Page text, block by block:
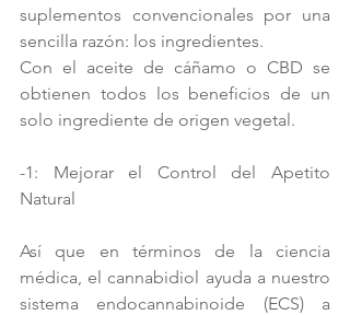
suplementos convencionales por una
sencilla razón: los ingredientes.
Con el aceite de cáñamo o CBD se
obtienen todos los beneficios de un
solo ingrediente de origen vegetal.
-1: Mejorar el Control del Apetito
Natural
Así que en términos de la ciencia
médica, el cannabidiol ayuda a nuestro
sistema endocannabinoide (ECS) a